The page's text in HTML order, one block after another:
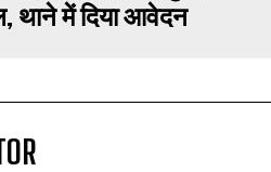
थाने में दिया आवेदन